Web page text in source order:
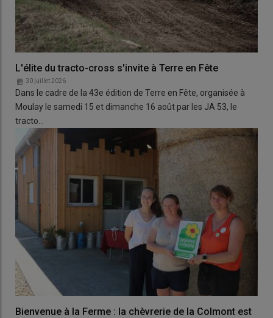
L'élite du tracto-cross s'invite à Terre en Fête
30 juillet 2026
Dans le cadre de la 43e édition de Terre en Fête, organisée à
Moulay le samedi 15 et dimanche 16 août par les JA 53, le
tracto…
Bienvenue à la Ferme : la chèvrerie de la Colmont est